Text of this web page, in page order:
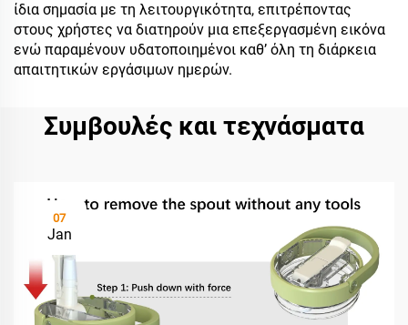
ίδια σημασία με τη λειτουργικότητα, επιτρέποντας
στους χρήστες να διατηρούν μια επεξεργασμένη εικόνα
ενώ παραμένουν υδατοποιημένοι καθ’ όλη τη διάρκεια
απαιτητικών εργάσιμων ημερών.
Συμβουλές και τεχνάσματα
07
Jan